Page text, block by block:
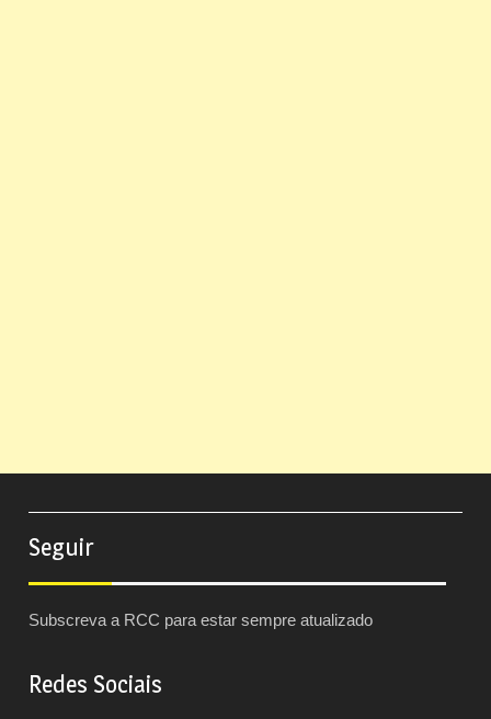
Seguir
Subscreva a RCC para estar sempre atualizado
Redes Sociais